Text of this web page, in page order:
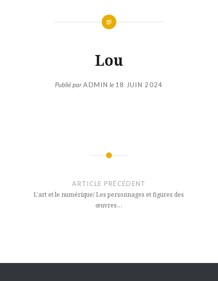
Lou
Publié parADMIN le 18 JUIN 2024
l’article
ARTICLE PRÉCÉDENT
L’art et le numérique/ Les personnages et figures des
œuvres…